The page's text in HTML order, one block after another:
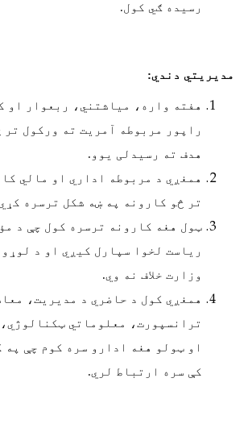
رسیده ګي کول.
مدیریتي دندي:
هفته واره، میاشتني، ربعوار او
راپور مربوطه آمريت ته ورکول تر
هدف ته رسیدلی یوو.
همغږي د مربوطه اداري او مالي
تر څو کارونه په ښه شکل ترسره
ټول هغه کارونه ترسره کول چې د
ریاست لخوا سپارل کیږي او د لوړو
وزارت خلاف نه وي.
همغږي کول د حاضري د مدیریت،
ترانسپورت، معلوماتي ټکنالوژي،
او ټولو هغه ادارو سره کوم چې په
کې سره ارتباط لري.